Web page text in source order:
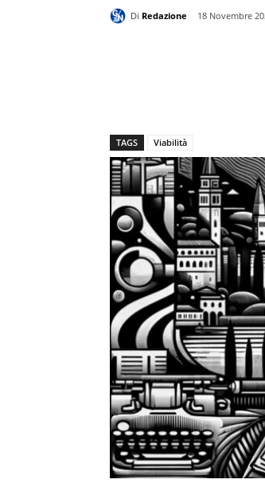
Di Redazione
18 Novembre
TAGS Viabilità